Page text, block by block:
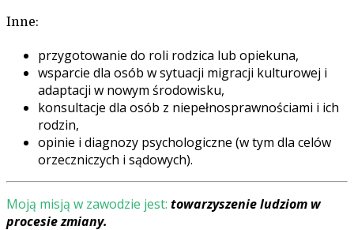
Inne:
przygotowanie do roli rodzica lub opiekuna,
wsparcie dla osób w sytuacji migracji kulturowej i
adaptacji w nowym środowisku,
konsultacje dla osób z niepełnosprawnościami i ich
rodzin,
opinie i diagnozy psychologiczne (w tym dla celów
orzeczniczych i sądowych).
Moją misją w zawodzie jest: towarzyszenie ludziom w
procesie zmiany.